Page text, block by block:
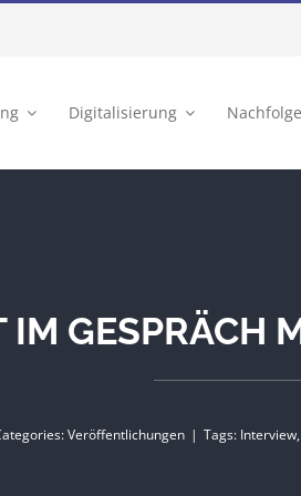
Digitalisierung
IM GESPRÄCH
Veröffentlichungen | Tags: Interview,